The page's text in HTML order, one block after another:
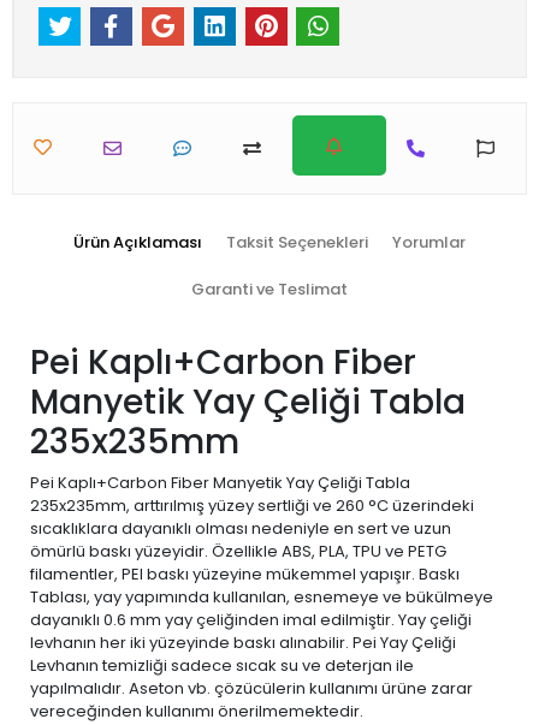
Ürün Açıklaması Taksit Seçenekleri Yorumlar
Garanti ve Teslimat
Pei Kaplı+Carbon Fiber
Manyetik Yay Çeliği Tabla
235x235mm
Pei Kaplı+Carbon Fiber Manyetik Yay Çeliği Tabla
235x235mm, arttırılmış yüzey sertliği ve 260 °C üzerindeki
sıcaklıklara dayanıklı olması nedeniyle en sert ve uzun
ömürlü baskı yüzeyidir. Özellikle ABS, PLA, TPU ve PETG
filamentler, PEI baskı yüzeyine mükemmel yapışır. Baskı
Tablası, yay yapımında kullanılan, esnemeye ve bükülmeye
dayanıklı 0.6 mm yay çeliğinden imal edilmiştir. Yay çeliği
levhanın her iki yüzeyinde baskı alınabilir. Pei Yay Çeliği
Levhanın temizliği sadece sıcak su ve deterjan ile
yapılmalıdır. Aseton vb. çözücülerin kullanımı ürüne zarar
vereceğinden kullanımı önerilmemektedir.